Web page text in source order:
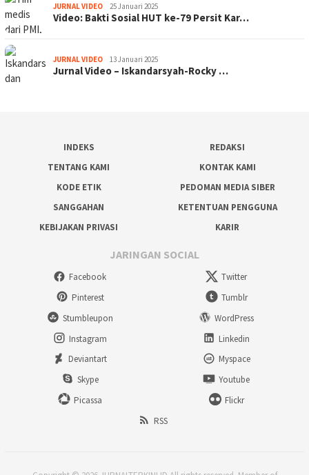
JURNAL VIDEO 25 Januari 2025
Video: Bakti Sosial HUT ke-79 Persit Kar…
JURNAL VIDEO 13 Januari 2025
Jurnal Video – Iskandarsyah-Rocky …
INDEKS
REDAKSI
TENTANG KAMI
KONTAK KAMI
KODE ETIK
PEDOMAN MEDIA SIBER
SANGGAHAN
KETENTUAN PENGGUNA
KEBIJAKAN PRIVASI
KARIR
JARINGAN SOCIAL
Facebook
Twitter
Pinterest
Tumblr
Stumbleupon
WordPress
Instagram
Linkedin
Deviantart
Myspace
Skype
Youtube
Picassa
Flickr
RSS